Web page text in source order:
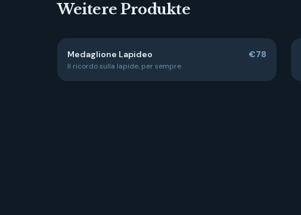
Weitere Produkte
Medaglione Lapideo
Il ricordo sulla lapide, per sempre
€78